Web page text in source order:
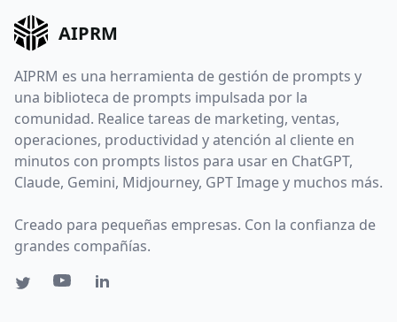
AIPRM
AIPRM es una herramienta de gestión de prompts y
una biblioteca de prompts impulsada por la
comunidad. Realice tareas de marketing, ventas,
operaciones, productividad y atención al cliente en
minutos con prompts listos para usar en ChatGPT,
Claude, Gemini, Midjourney, GPT Image y muchos más.
Creado para pequeñas empresas. Con la confianza de
grandes compañías.